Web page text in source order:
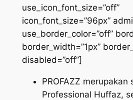
use_icon_font_size=”off”
icon_font_size=”96px”
use_border_color=”off”
border_width=”1px”
disabled=”off”]
PROFAZZ
Professional Huffaz,